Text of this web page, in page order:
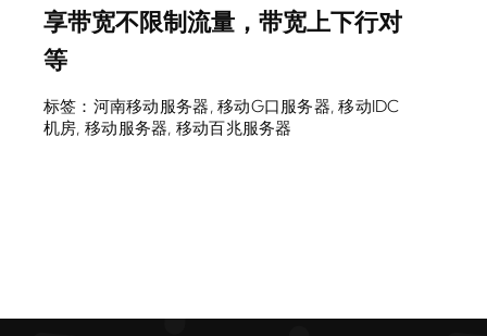
享带宽不限制流量，带宽上下行对
等
标签： 河南移动服务器,移动G口服务器,移动IDC
机房, 移动服务器, 移动百兆服务器